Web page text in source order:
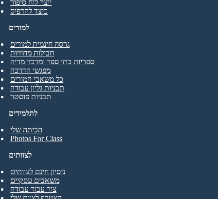
יוצר לוח סיפור
כיצד להדפיס
לתלמידים
הכיתה שלי
Photos For Class
למורים
גרסה חינמית למורים
חבילות מחוזיות
ספריות בתי ספר ומרכזי מדיה
מפגשי הדרכה
כל משאבי המורים
תבניות גליון עבודה
תבניות פוסטר
לצוותים
ניסיון חינם לצוותים
משאבים עסקיים
צור עבור עבודה